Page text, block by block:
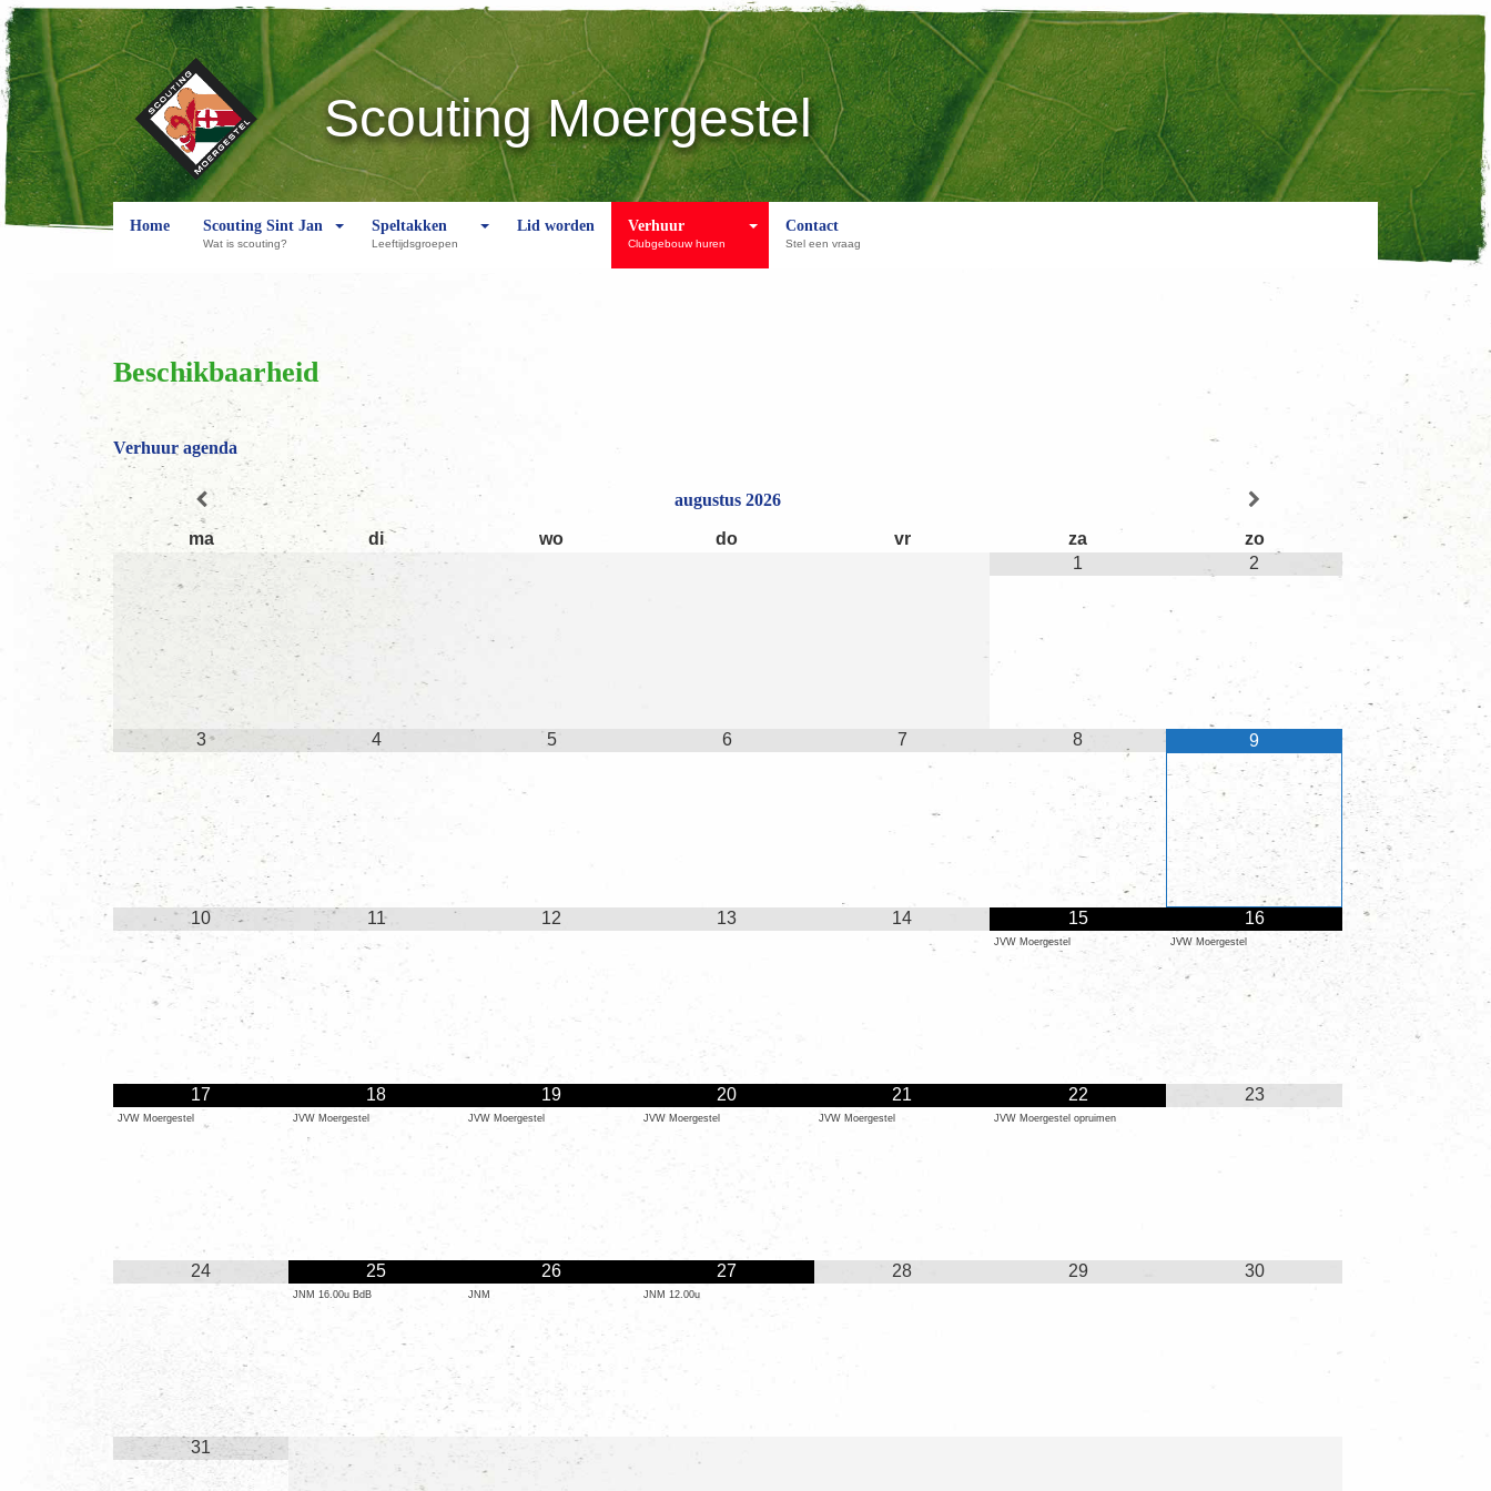
Scouting Moergestel
Home Scouting Sint Jan
Wat is scouting?
Speltakken
Leeftijdsgroepen
Lid worden Verhuur
Clubgebouw huren
Contact
Stel een vraag
Beschikbaarheid
Verhuur agenda
augustus 2026
ma di wo do vr za
zo
1
2
3 4 5 6 7 8 9
10 11 12 13 14 15
JVW Moergestel
16
JVW Moergestel
17
JVW Moergestel
18
JVW Moergestel
19
JVW Moergestel
20
JVW Moergestel
21
JVW Moergestel
22
JVW Moergestel opruimen
23
24 25
JNM 16.00u BdB
26
JNM
27
JNM 12.00u
28 29 30
31